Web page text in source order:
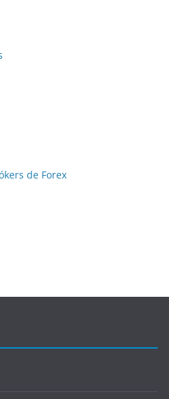
de Forex